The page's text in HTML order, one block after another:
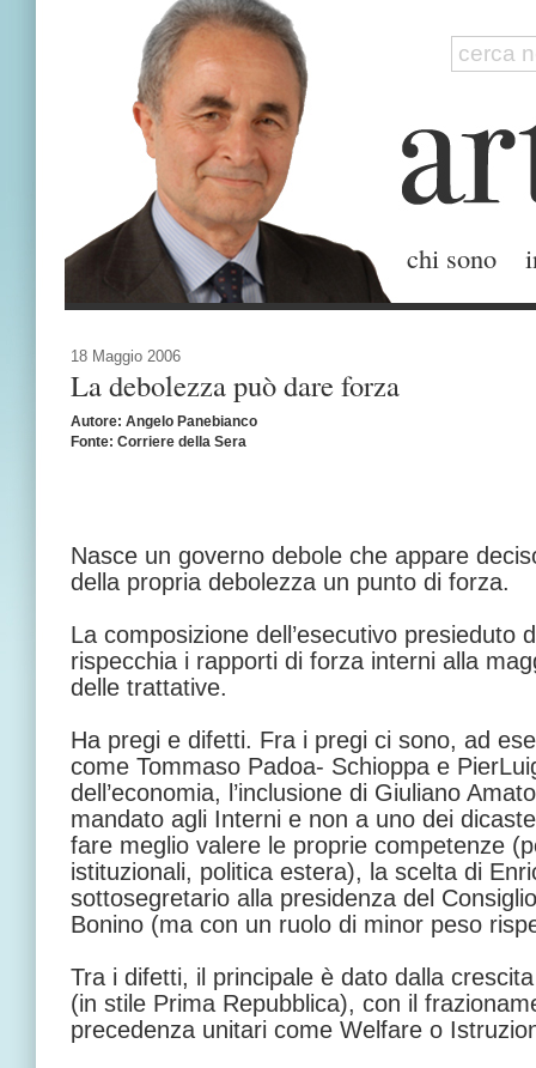
chi sono
18 Maggio 2006
La debolezza può dare forza
Autore: Angelo Panebianco
Fonte: Corriere della Sera
Nasce un governo debole che appare
della propria debolezza un punto di forza.
La composizione dell’esecutivo presieduto
rispecchia i rapporti di forza interni alla
delle trattative.
Ha pregi e difetti. Fra i pregi ci sono, ad
come Tommaso Padoa- Schioppa e
dell’economia, l’inclusione di Giuliano
mandato agli Interni e non a uno dei
fare meglio valere le proprie competenze
istituzionali, politica estera), la scelta di
sottosegretario alla presidenza del
Bonino (ma con un ruolo di minor peso
Tra i difetti, il principale è dato dalla
(in stile Prima Repubblica), con il
precedenza unitari come Welfare o